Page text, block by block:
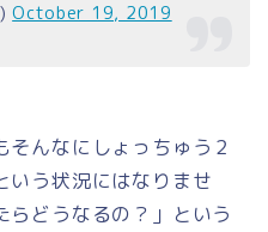
October 19, 2019
んなにしょっちゅう２
いう状況にはなりませ
らどうなるの？」という